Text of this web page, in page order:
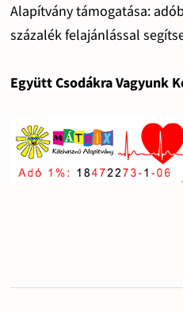
Alapítvány támogatása:
százalék felajánlással
Együtt Csodákra Vagyunk